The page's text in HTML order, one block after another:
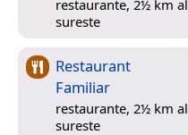
restaurante, 2½ km al
sureste
Restaurant
Familiar
restaurante, 2½ km al
sureste